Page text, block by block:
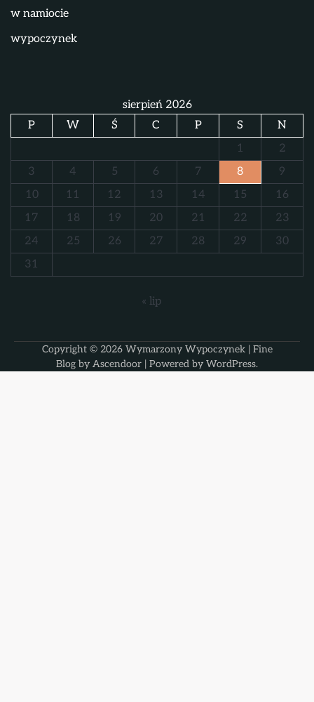
w namiocie
wypoczynek
sierpień 2026
P
W Ś C P S
N
1
2
3
4 5 6 7 8
9
10
11 12 13 14 15
16
17
18 19 20 21 22
23
24
25 26 27 28 29
30
31
« lip
Copyright © 2026 Wymarzony Wypoczynek| Fine
Blog by Ascendoor | Powered by WordPress.